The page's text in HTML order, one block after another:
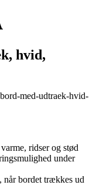
hvid,
med-udtraek-hvid-
ridser og stød
under
når bordet trækkes ud